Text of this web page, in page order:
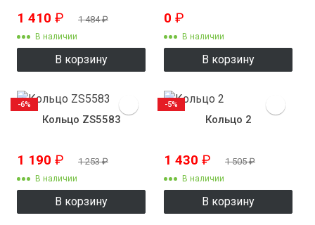
1 410 ₽ 1 484₽
В наличии
В корзину
0 ₽
В наличии
В корзину
Кольцо ZS5583
1 190 ₽ 1 253₽
В наличии
В корзину
-6%
Кольцо 2
1 430 ₽ 1 505₽
В наличии
В корзину
-5%